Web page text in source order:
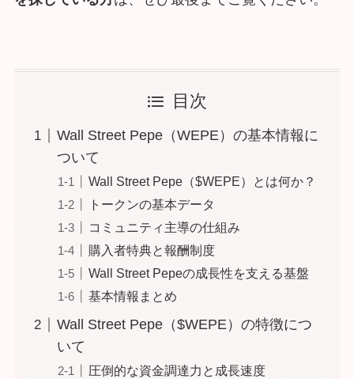
目次
Wall Street Pepe（WEPE）の基本情報に
ついて
Wall Street Pepe（$WEPE）とは何か？
トークンの基本データ
コミュニティ主導の仕組み
購入者特典と報酬制度
Wall Street Pepeの成長性を支える基盤
基本情報まとめ
Wall Street Pepe（$WEPE）の特徴につ
いて
圧倒的な資金調達力と成長速度